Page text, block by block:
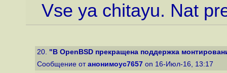
Vse ya chitayu. Nat
20. "В OpenBSD прекращена поддержка
Сообщение от анонимоус7657 on 16-Июл-16, 13:17